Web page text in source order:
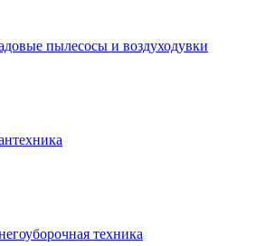
пылесосы и воздуходувки
техника